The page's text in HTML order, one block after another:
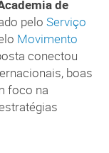
de
pelo Serviço
Movimento
conectou
boas
foco na